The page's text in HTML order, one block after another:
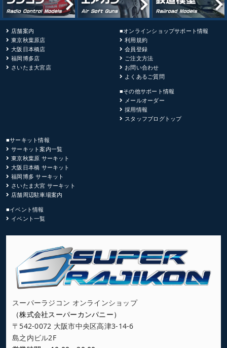
店舗案内
東京秋葉原店
大阪日本橋店
福岡博多店
さいたま大宮店
■オンラインショップサポート情報
利用規約
会員登録
ご注文方法
お問い合わせ
よくあるご質問
■その他サポート情報
メールオーダー
採用情報
スタッフブログトップ
■サーキット情報
サーキット案内一覧
東京秋葉原 サーキット
大阪日本橋 サーキット
福岡博多 サーキット
さいたま大宮 サーキット
店舗周辺駐車場案内
■イベント情報
イベント一覧
スーパーラジコン オンラインショップ
（株式会社スーパーカンパニー）
〒542-0072 大阪市中央区高津3-14-6
島之内ビル2F